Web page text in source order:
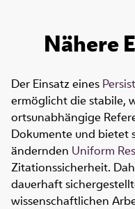
Nähere
Der Einsatz eines
ermöglicht die stabile,
ortsunabhängige
Dokumente und bietet
ändernden Uniform
Zitationssicherheit.
dauerhaft
wissenschaftlichen